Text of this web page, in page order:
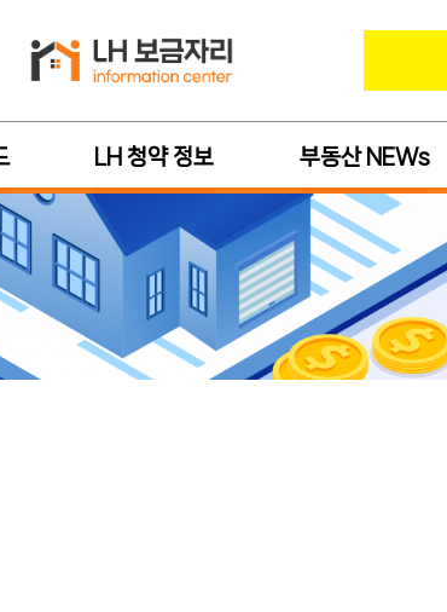
LH 청약 정보 부동산 NEWs